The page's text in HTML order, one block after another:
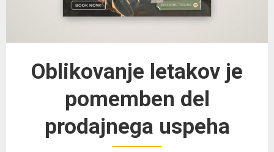
Oblikovanje letakov je
pomemben del
prodajnega uspeha